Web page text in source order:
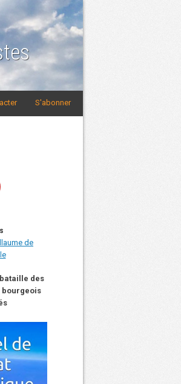
S'abonner
de
des
bourgeois